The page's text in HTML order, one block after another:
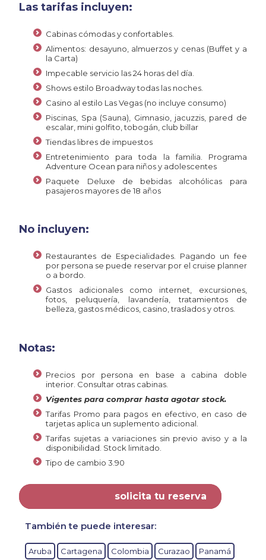
Las tarifas incluyen:
Cabinas cómodas y confortables.
Alimentos: desayuno, almuerzos y cenas (Buffet y a
la Carta)
Impecable servicio las 24 horas del día.
Shows estilo Broadway todas las noches.
Casino al estilo Las Vegas (no incluye consumo)
Piscinas, Spa (Sauna), Gimnasio, jacuzzis, pared de
escalar, mini golfito, tobogán, club billar
Tiendas libres de impuestos
Entretenimiento para toda la familia. Programa
Adventure Ocean para niños y adolescentes
Paquete Deluxe de bebidas alcohólicas para
pasajeros mayores de 18 años
No incluyen:
Restaurantes de Especialidades. Pagando un fee
por persona se puede reservar por el cruise planner
o a bordo.
Gastos adicionales como internet, excursiones,
fotos, peluquería, lavandería, tratamientos de
belleza, gastos médicos, casino, traslados y otros.
Notas:
Precios por persona en base a cabina doble
interior. Consultar otras cabinas.
Vigentes para comprar hasta agotar stock.
Tarifas Promo para pagos en efectivo, en caso de
tarjetas aplica un suplemento adicional.
Tarifas sujetas a variaciones sin previo aviso y a la
disponibilidad. Stock limitado.
Tipo de cambio 3.90
solicita tu reserva
También te puede interesar:
Aruba Cartagena Colombia Curazao Panamá